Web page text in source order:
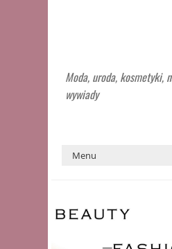
Moda, uroda, kosmetyki,
wywiady